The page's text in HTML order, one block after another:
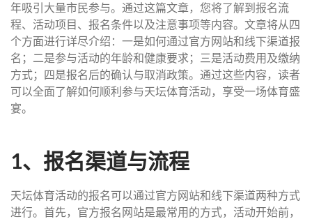
年吸引大量市民参与。通过这篇文章，您将了解到报名流
程、活动项目、报名条件以及注意事项等内容。文章将从四
个方面进行详尽介绍：一是如何通过官方网站和线下渠道报
名；二是参与活动的年龄和健康要求；三是活动费用及缴纳
方式；四是报名后的确认与取消政策。通过这些内容，读者
可以全面了解如何顺利参与天坛体育活动，享受一场体育盛
宴。
1、报名渠道与流程
天坛体育活动的报名可以通过官方网站和线下渠道两种方式
进行。首先，官方报名网站是最常用的方式，活动开始前，